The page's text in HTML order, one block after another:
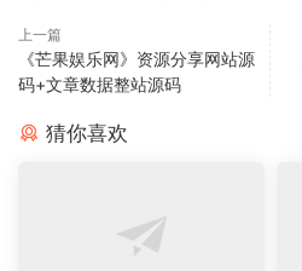
上一篇
《芒果娱乐网》资源分享网站源
码+文章数据整站源码
猜你喜欢